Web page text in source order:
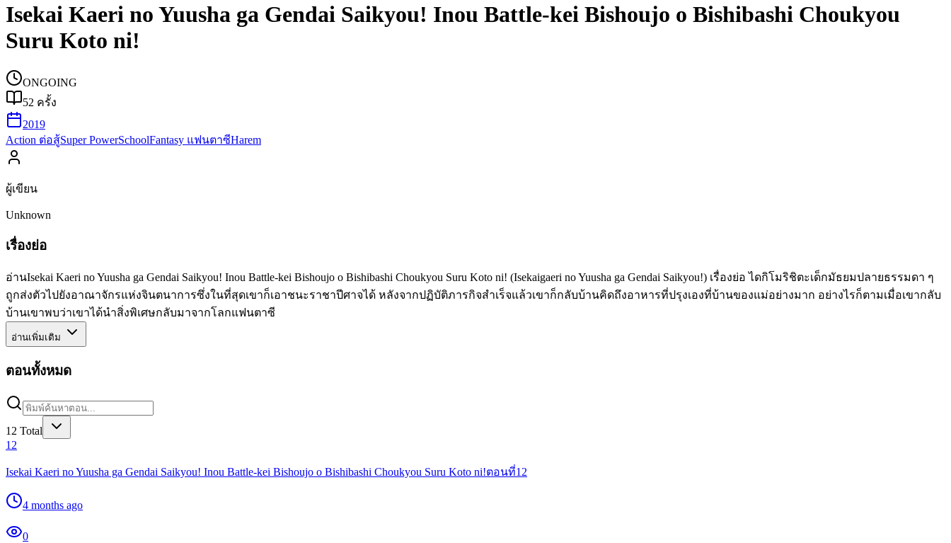
Isekai Kaeri no Yuusha ga Gendai Saikyou! Inou Battle-kei Bishoujo o Bishibashi Choukyou
Suru Koto ni!
ONGOING
52 ครั้ง
2019
Action ต่อสู้Super PowerSchoolFantasy แฟนตาซีHarem
ผู้เขียน
Unknown
เรื่องย่อ
อ่านIsekai Kaeri no Yuusha ga Gendai Saikyou! Inou Battle-kei Bishoujo o Bishibashi Choukyou Suru Koto ni! (Isekaigaeri no Yuusha ga Gendai Saikyou!) เรื่องย่อ ไดกิโมริชิตะเด็กมัธยมปลายธรรมดา ๆ
ถูกส่งตัวไปยังอาณาจักรแห่งจินตนาการซึ่งในที่สุดเขาก็เอาชนะราชาปีศาจได้ หลังจากปฏิบัติภารกิจสำเร็จแล้วเขาก็กลับบ้านคิดถึงอาหารที่ปรุงเองที่บ้านของแม่อย่างมาก อย่างไรก็ตามเมื่อเขากลับ
บ้านเขาพบว่าเขาได้นำสิ่งพิเศษกลับมาจากโลกแฟนตาซี
อ่านเพิ่มเติม
ตอนทั้งหมด
12 Total
12
Isekai Kaeri no Yuusha ga Gendai Saikyou! Inou Battle-kei Bishoujo o Bishibashi Choukyou Suru Koto ni!ตอนที่12
4 months ago
0